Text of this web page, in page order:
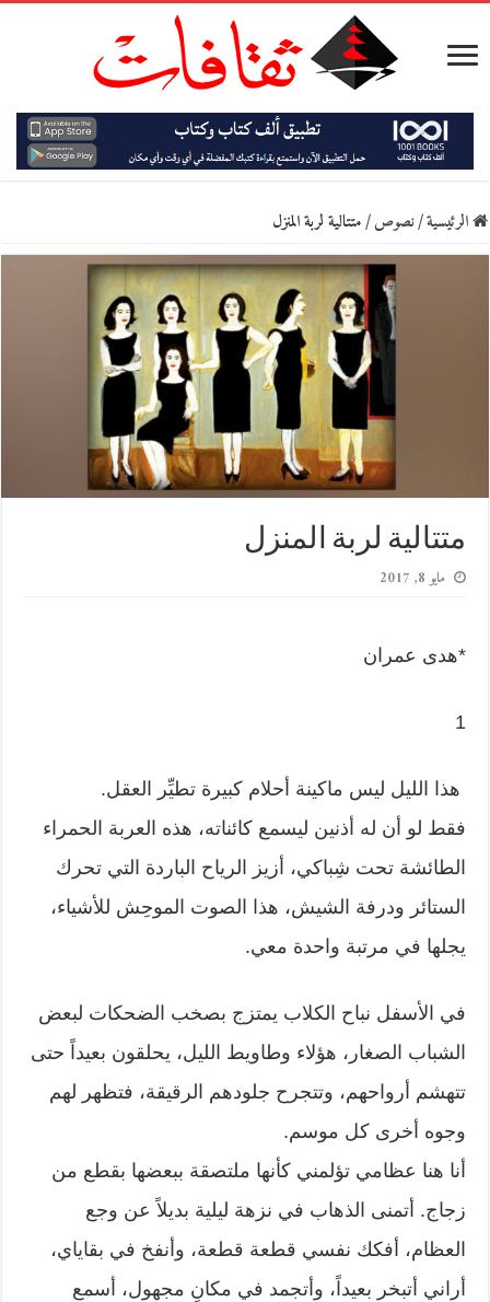
الرئيسية/نصوص/متتالية لربة المنزل
متتالية لربة المنزل
مايو 8, 2017
*هدى عمران
1
هذا الليل ليس ماكينة أحلام كبيرة تطيِّر العقل.
فقط لو أن له أذنين ليسمع كائناته، هذه العربة الحمراء
الطائشة تحت شِباكي، أزيز الرياح الباردة التي تحرك
الستائر ودرفة الشيش، هذا الصوت الموحِش للأشياء،
يجلها في مرتبة واحدة معي.
في الأسفل نباح الكلاب يمتزج بصخب الضحكات لبعض
الشباب الصغار، هؤلاء وطاويط الليل، يحلقون بعيداً حتى
تتهشم أرواحهم، وتتجرح جلودهم الرقيقة، فتظهر لهم
وجوه أخرى كل موسم.
أنا هنا عظامي تؤلمني كأنها ملتصقة ببعضها بقطع من
زجاج. أتمنى الذهاب في نزهة ليلية بديلاً عن وجع
العظام، أفكك نفسي قطعة قطعة، وأنفخ في بقاياي،
أراني أتبخر بعيداً، وأتجمد في مكانٍ مجهول، أسمع